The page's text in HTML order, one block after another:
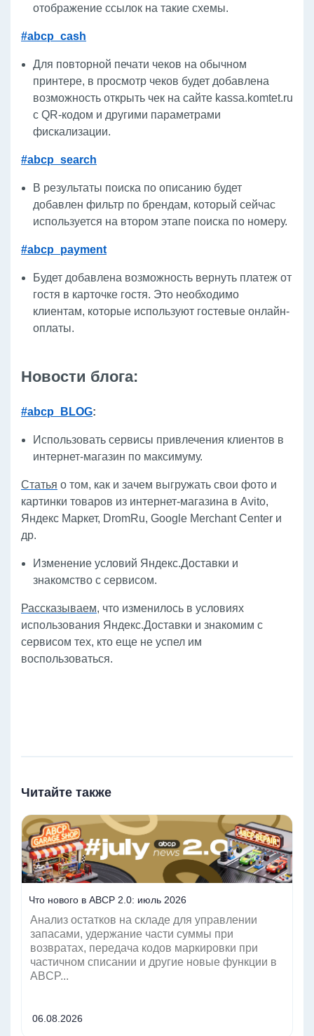
отображение ссылок на такие схемы.
#abcp_cash
Для повторной печати чеков на обычном
принтере, в просмотр чеков будет добавлена
возможность открыть чек на сайте kassa.komtet.ru
с QR-кодом и другими параметрами
фискализации.
#abcp_search
В результаты поиска по описанию будет
добавлен фильтр по брендам, который сейчас
используется на втором этапе поиска по номеру.
#abcp_payment
Будет добавлена возможность вернуть платеж от
гостя в карточке гостя. Это необходимо
клиентам, которые используют гостевые онлайн-
оплаты.
Новости блога:
#abcp_BLOG:
Использовать сервисы привлечения клиентов в
интернет-магазин по максимуму.
Статья о том, как и зачем выгружать свои фото и
картинки товаров из интернет-магазина в Avito,
Яндекс Маркет, DromRu, Google Merchant Center и
др.
Изменение условий Яндекс.Доставки и
знакомство с сервисом.
Рассказываем, что изменилось в условиях
использования Яндекс.Доставки и знакомим с
сервисом тех, кто еще не успел им
воспользоваться.
Читайте также
Что нового в ABCP 2.0: июль 2026
Анализ остатков на складе для управлении
запасами, удержание части суммы при
возвратах, передача кодов маркировки при
частичном списании и другие новые функции в
ABCP...
06.08.2026
Читать